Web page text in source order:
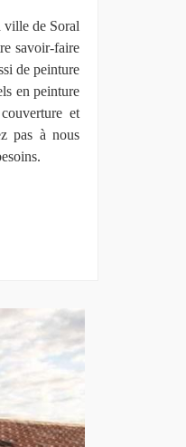
ville de Soral
savoir-faire
de peinture
en peinture
et
pas à nous